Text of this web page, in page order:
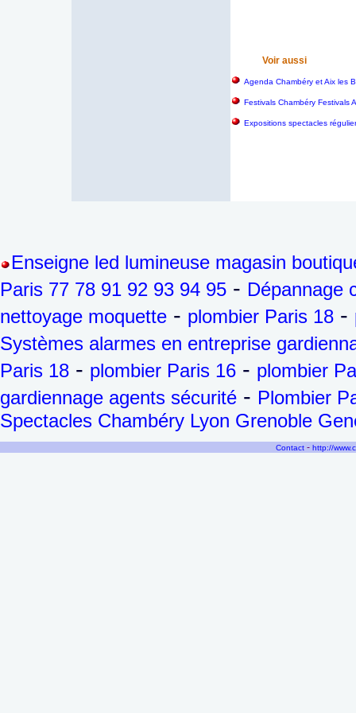
Voir aussi
Agenda Chambéry et Aix les
Festivals Chambéry Festivals
Expositions spectacles
Enseigne led lumineuse magasin
Paris 77 78 91 92 93 94 95 - Dépannage
nettoyage moquette - plombier Paris 18 -
Systèmes alarmes en entreprise
Paris 18 - plombier Paris 16 - plombier
gardiennage agents sécurité - Plombier
Spectacles Chambéry Lyon Grenoble
Contact - http://